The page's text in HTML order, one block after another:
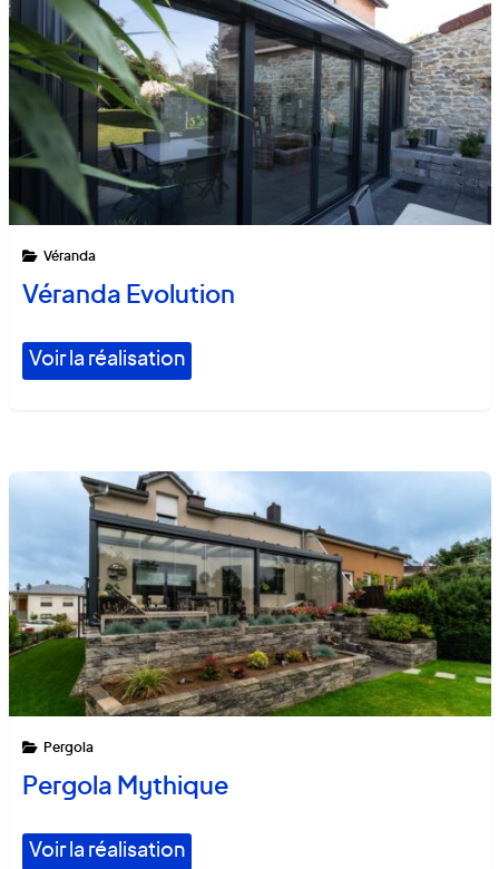
Véranda
Véranda Evolution
Voir la réalisation
Pergola
Pergola Mythique
Voir la réalisation